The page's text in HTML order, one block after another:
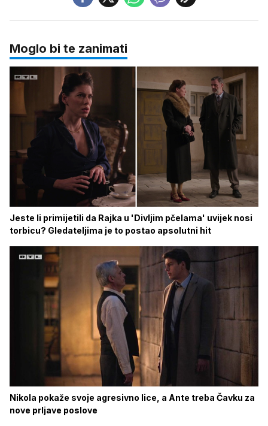
Moglo bi te zanimati
Jeste li primijetili da Rajka u 'Divljim pčelama' uvijek nosi
torbicu? Gledateljima je to postao apsolutni hit
Nikola pokaže svoje agresivno lice, a Ante treba Čavku za
nove prljave poslove